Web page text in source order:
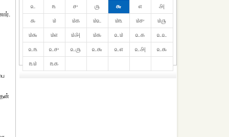
௨
௩ ௪ ௫ ௬ ௭
௮
௯
௰ ௰௧ ௰௨ ௰௩ ௰௪
௰௫
௰௬
௰௭ ௰௮ ௰௯ ௨௰ ௨௧
௨௨
௨௩
௨௪ ௨௫ ௨௬ ௨௭ ௨௮
௨௯
௩௰
௩௧